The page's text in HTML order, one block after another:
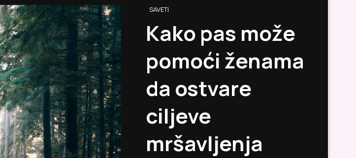
SAVETI
Kako pas može
pomoći ženama
da ostvare
ciljeve
mršavljenja